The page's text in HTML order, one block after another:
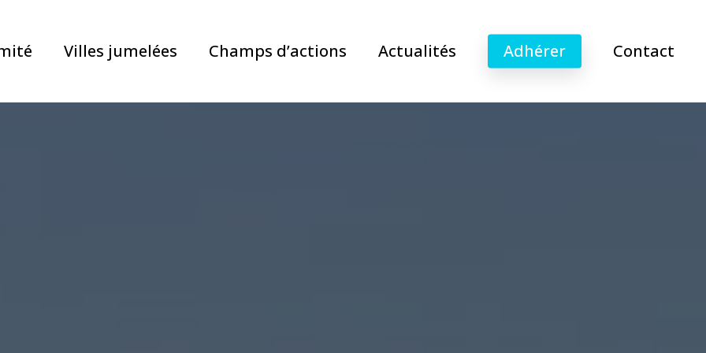
Villes jumelées Champs d’actions Actualités Adhérer Contact